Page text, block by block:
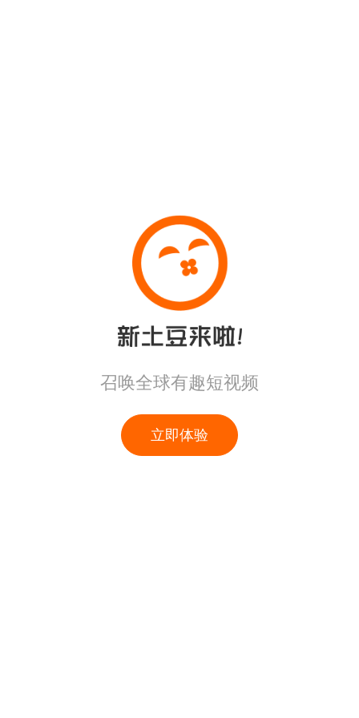
召唤全球有趣短视频
立即体验